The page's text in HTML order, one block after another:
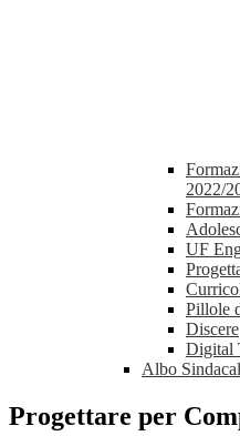
2022/
UF
Pillole
Discere
Digital
Albo
Progettare per